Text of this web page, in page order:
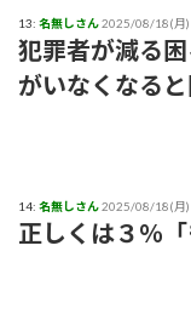
13: 名無しさん2025/08/18(月)
犯罪者が減る
がいなくなる
14: 名無しさん2025/08/18(月
正しくは３％